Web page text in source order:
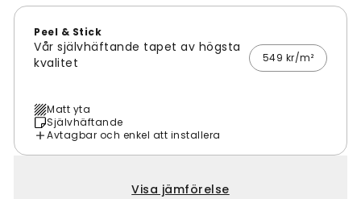
Peel & Stick
Vår självhäftande tapet av högsta
kvalitet
549 kr/m²
Matt yta
Självhäftande
Avtagbar och enkel att installera
Visa jämförelse